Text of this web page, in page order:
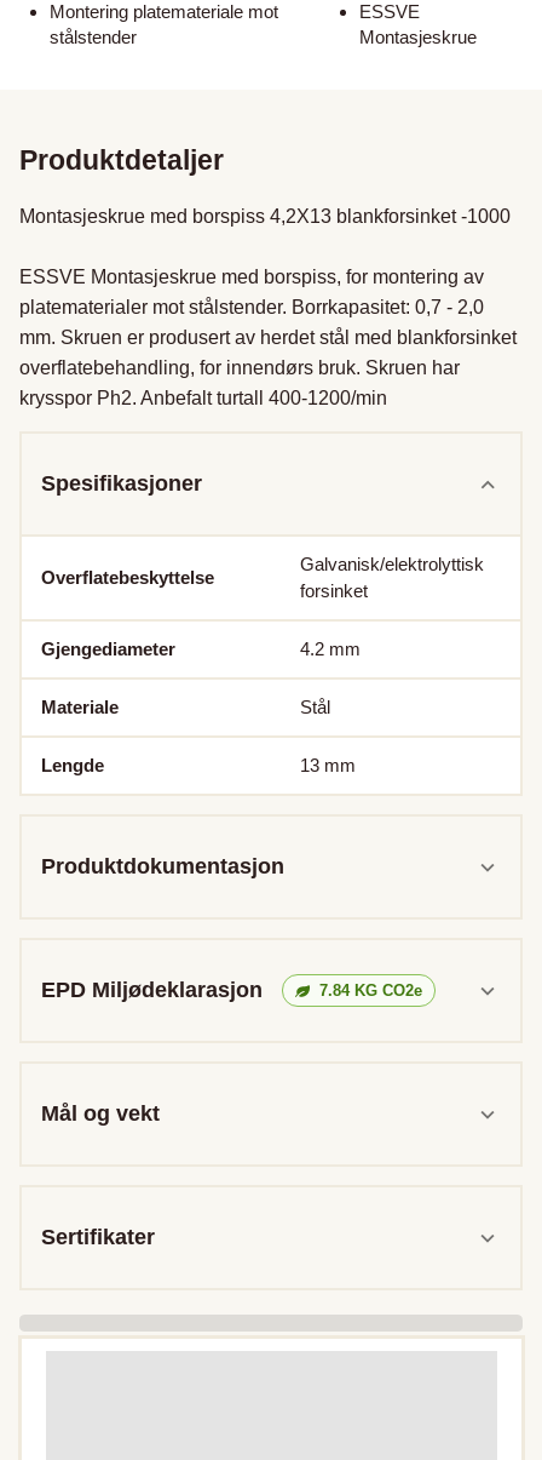
Montering platemateriale mot
stålstender
ESSVE
Montasjeskrue
Produktdetaljer
Montasjeskrue med borspiss 4,2X13 blankforsinket -1000
ESSVE Montasjeskrue med borspiss, for montering av
platematerialer mot stålstender. Borrkapasitet: 0,7 - 2,0
mm. Skruen er produsert av herdet stål med blankforsinket
overflatebehandling, for innendørs bruk. Skruen har
krysspor Ph2. Anbefalt turtall 400-1200/min
Spesifikasjoner
Overflatebeskyttelse
Galvanisk/elektrolyttisk
forsinket
Gjengediameter 4.2 mm
Materiale Stål
Lengde 13 mm
Produktdokumentasjon
EPD Miljødeklarasjon 7.84KG CO2e
Mål og vekt
Sertifikater